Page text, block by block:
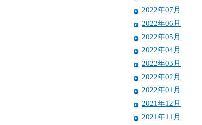
2022年07月
2022年06月
2022年05月
2022年04月
2022年03月
2022年02月
2022年01月
2021年12月
2021年11月